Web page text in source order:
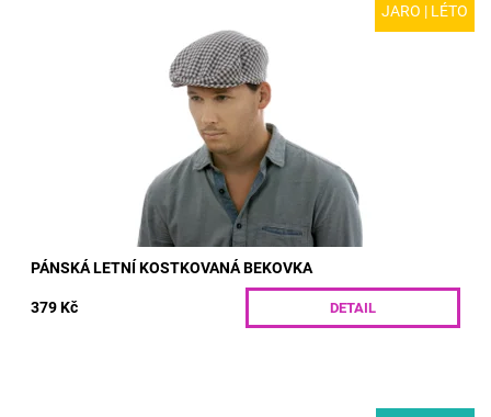
JARO | LÉTO
MODEL: R26-14M | Letní pánská kostkovaná bekovka
z bavlněného plátna. Kšiltovka se zapínání na suchý zip vám
bude sedět za všech okolností. Slušivý...
Skladem
R26-14M/S
PÁNSKÁ LETNÍ KOSTKOVANÁ BEKOVKA
379 Kč DETAIL